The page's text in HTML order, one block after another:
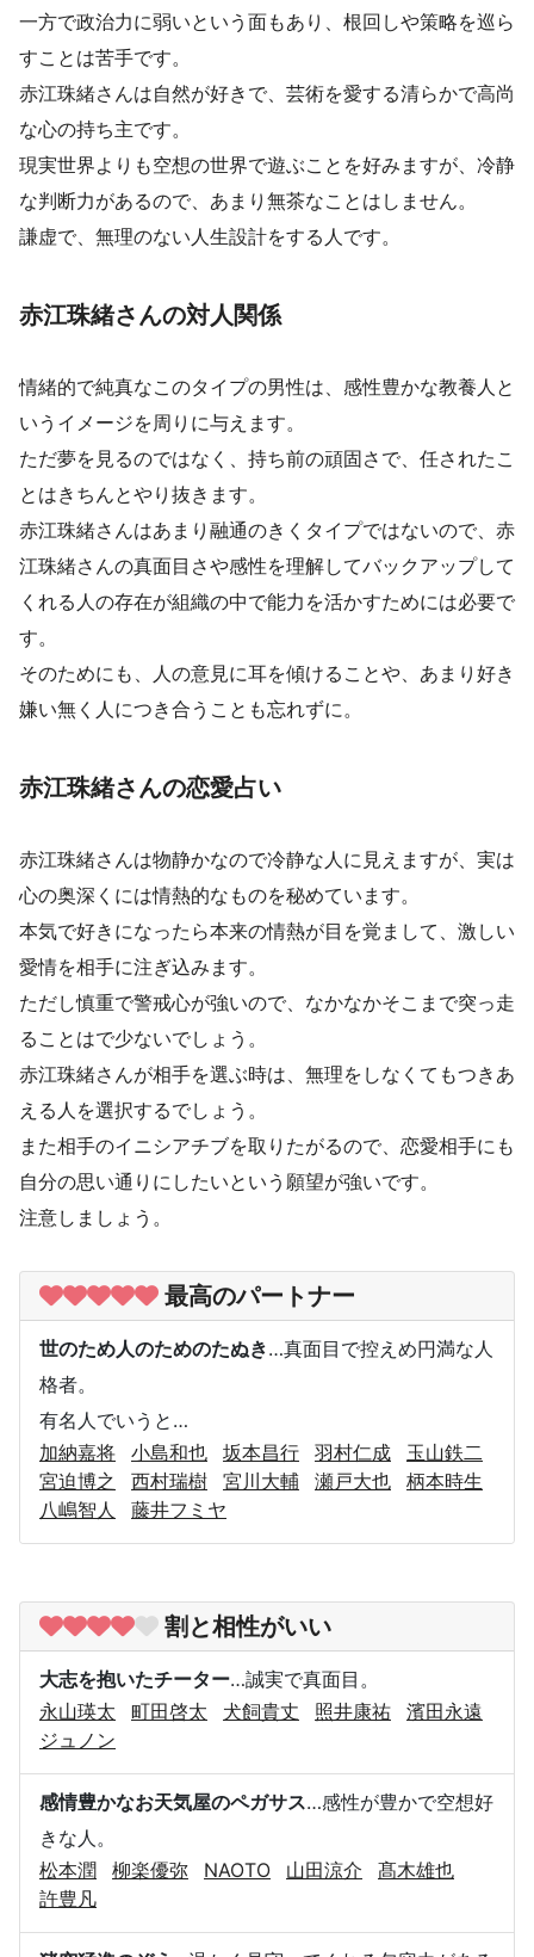
一方で政治力に弱いという面もあり、根回しや策略を巡ら
すことは苦手です。
赤江珠緒さんは自然が好きで、芸術を愛する清らかで高尚
な心の持ち主です。
現実世界よりも空想の世界で遊ぶことを好みますが、冷静
な判断力があるので、あまり無茶なことはしません。
謙虚で、無理のない人生設計をする人です。
赤江珠緒さんの対人関係
情緒的で純真なこのタイプの男性は、感性豊かな教養人と
いうイメージを周りに与えます。
ただ夢を見るのではなく、持ち前の頑固さで、任されたこ
とはきちんとやり抜きます。
赤江珠緒さんはあまり融通のきくタイプではないので、赤
江珠緒さんの真面目さや感性を理解してバックアップして
くれる人の存在が組織の中で能力を活かすためには必要で
す。
そのためにも、人の意見に耳を傾けることや、あまり好き
嫌い無く人につき合うことも忘れずに。
赤江珠緒さんの恋愛占い
赤江珠緒さんは物静かなので冷静な人に見えますが、実は
心の奥深くには情熱的なものを秘めています。
本気で好きになったら本来の情熱が目を覚まして、激しい
愛情を相手に注ぎ込みます。
ただし慎重で警戒心が強いので、なかなかそこまで突っ走
ることはで少ないでしょう。
赤江珠緒さんが相手を選ぶ時は、無理をしなくてもつきあ
える人を選択するでしょう。
また相手のイニシアチブを取りたがるので、恋愛相手にも
自分の思い通りにしたいという願望が強いです。
注意しましょう。
最高のパートナー
世のため人のためのたぬき…真面目で控えめ円満な人
格者。
有名人でいうと…
加納嘉将
小島和也 坂本昌行 羽村仁成
玉山鉄二
宮迫博之
西村瑞樹 宮川大輔 瀬戸大也
柄本時生
八嶋智人
藤井フミヤ
割と相性がいい
大志を抱いたチーター…誠実で真面目。
永山瑛太
町田啓太 犬飼貴丈 照井康祐
濱田永遠
ジュノン
感情豊かなお天気屋のペガサス…感性が豊かで空想好
きな人。
松本潤
柳楽優弥 NAOTO 山田涼介
髙木雄也
許豊凡